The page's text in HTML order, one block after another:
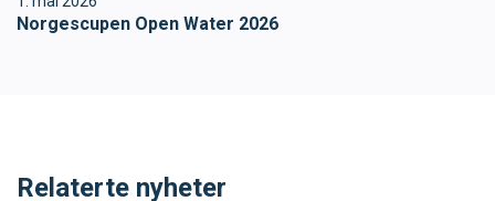
Norgescupen Open Water 2026
Relaterte nyheter